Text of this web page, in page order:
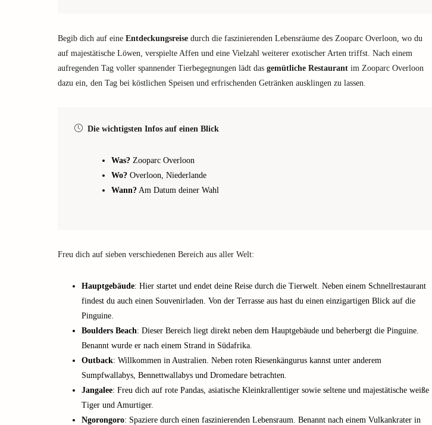
Begib dich auf eine Entdeckungsreise durch die faszinierenden Lebensräume des Zooparc Overloon, wo du
auf majestätische Löwen, verspielte Affen und eine Vielzahl weiterer exotischer Arten triffst. Nach einem
aufregenden Tag voller spannender Tierbegegnungen lädt das gemütliche Restaurant im Zooparc Overloon
dazu ein, den Tag bei köstlichen Speisen und erfrischenden Getränken ausklingen zu lassen.
Die wichtigsten Infos auf einen Blick
Was? Zooparc Overloon
Wo? Overloon, Niederlande
Wann? Am Datum deiner Wahl
Freu dich auf sieben verschiedenen Bereich aus aller Welt:
Hauptgebäude: Hier startet und endet deine Reise durch die Tierwelt. Neben einem Schnellrestaurant
findest du auch einen Souvenirladen. Von der Terrasse aus hast du einen einzigartigen Blick auf die
Pinguine.
Boulders Beach: Dieser Bereich liegt direkt neben dem Hauptgebäude und beherbergt die Pinguine.
Benannt wurde er nach einem Strand in Südafrika.
Outback: Willkommen in Australien. Neben roten Riesenkängurus kannst unter anderem
Sumpfwallabys, Bennettwallabys und Dromedare betrachten.
Jangalee: Freu dich auf rote Pandas, asiatische Kleinkrallentiger sowie seltene und majestätische weiße
Tiger und Amurtiger.
Ngorongoro: Spaziere durch einen faszinierenden Lebensraum. Benannt nach einem Vulkankrater in